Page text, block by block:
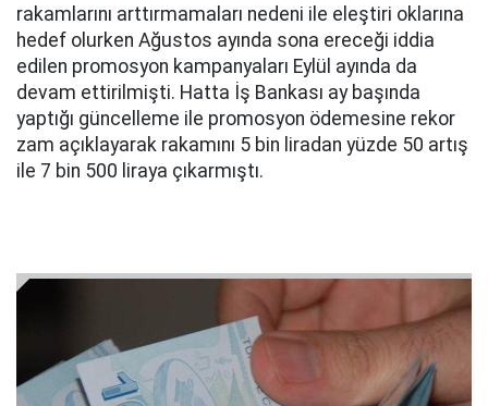
rakamlarını arttırmamaları nedeni ile eleştiri oklarına
hedef olurken Ağustos ayında sona ereceği iddia
edilen promosyon kampanyaları Eylül ayında da
devam ettirilmişti. Hatta İş Bankası ay başında
yaptığı güncelleme ile promosyon ödemesine rekor
zam açıklayarak rakamını 5 bin liradan yüzde 50 artış
ile 7 bin 500 liraya çıkarmıştı.